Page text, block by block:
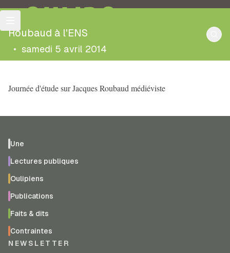
OULIPO
Roubaud à l'ENS
• samedi 5 avril 2014
Journée d'étude sur Jacques Roubaud médiéviste
Une
Lectures publiques
Oulipiens
Publications
Faits & dits
Contraintes
NEWSLETTER